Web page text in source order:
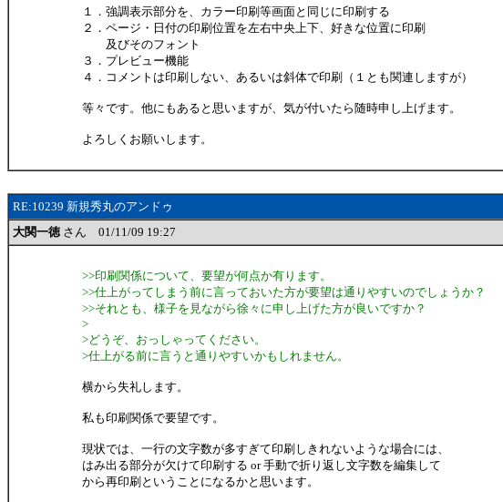
１．強調表示部分を、カラー印刷等画面と同じに印刷する
２．ページ・日付の印刷位置を左右中央上下、好きな位置に印刷
及びそのフォント
３．プレビュー機能
４．コメントは印刷しない、あるいは斜体で印刷（１とも関連しますが）
等々です。他にもあると思いますが、気が付いたら随時申し上げます。
よろしくお願いします。
RE:10239 新規秀丸のアンドゥ
大関一徳さん 01/11/09 19:27
>>印刷関係について、要望が何点か有ります。
>>仕上がってしまう前に言っておいた方が要望は通りやすいのでしょうか？
>>それとも、様子を見ながら徐々に申し上げた方が良いですか？
>
>どうぞ、おっしゃってください。
>仕上がる前に言うと通りやすいかもしれません。
横から失礼します。
私も印刷関係で要望です。
現状では、一行の文字数が多すぎて印刷しきれないような場合には、
はみ出る部分が欠けて印刷する or 手動で折り返し文字数を編集して
から再印刷ということになるかと思います。